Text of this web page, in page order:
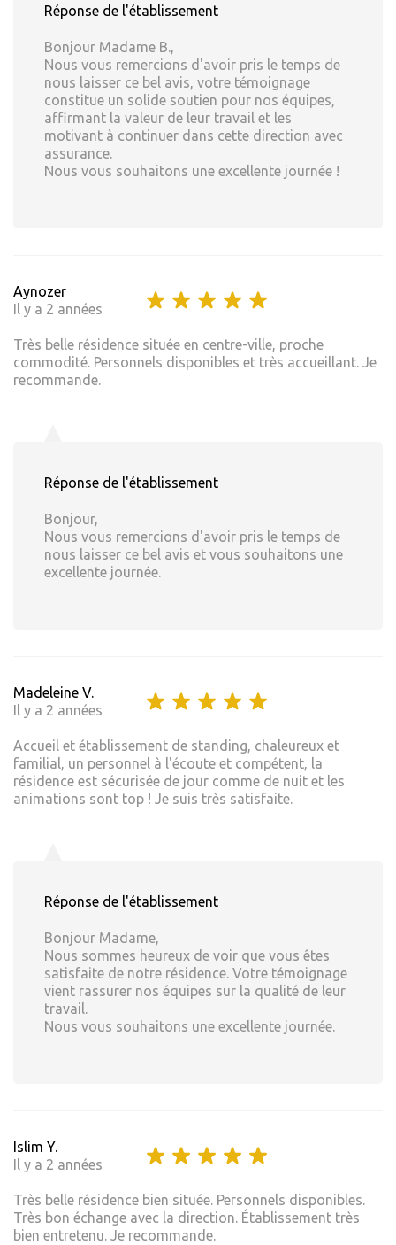
Réponse de l'établissement
Bonjour Madame B.,
Nous vous remercions d'avoir pris le temps de
nous laisser ce bel avis, votre témoignage
constitue un solide soutien pour nos équipes,
affirmant la valeur de leur travail et les
motivant à continuer dans cette direction avec
assurance.
Nous vous souhaitons une excellente journée !
Aynozer
Il y a 2 années
Très belle résidence située en centre-ville, proche
commodité. Personnels disponibles et très accueillant. Je
recommande.
Réponse de l'établissement
Bonjour,
Nous vous remercions d'avoir pris le temps de
nous laisser ce bel avis et vous souhaitons une
excellente journée.
Madeleine V.
Il y a 2 années
Accueil et établissement de standing, chaleureux et
familial, un personnel à l'écoute et compétent, la
résidence est sécurisée de jour comme de nuit et les
animations sont top ! Je suis très satisfaite.
Réponse de l'établissement
Bonjour Madame,
Nous sommes heureux de voir que vous êtes
satisfaite de notre résidence. Votre témoignage
vient rassurer nos équipes sur la qualité de leur
travail.
Nous vous souhaitons une excellente journée.
Islim Y.
Il y a 2 années
Très belle résidence bien située. Personnels disponibles.
Très bon échange avec la direction. Établissement très
bien entretenu. Je recommande.